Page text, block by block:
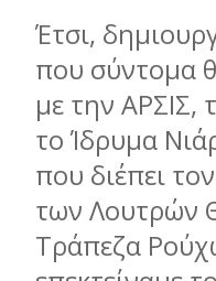
Έτσι,
που σύντομα
με την
το Ίδρυμα
που διέπει
των Λουτρών
Τράπεζα